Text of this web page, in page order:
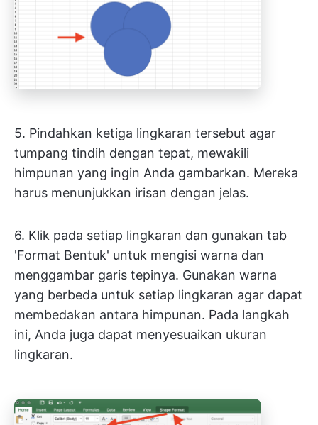
5. Pindahkan ketiga lingkaran tersebut agar
tumpang tindih dengan tepat, mewakili
himpunan yang ingin Anda gambarkan. Mereka
harus menunjukkan irisan dengan jelas.
6. Klik pada setiap lingkaran dan gunakan tab
'Format Bentuk' untuk mengisi warna dan
menggambar garis tepinya. Gunakan warna
yang berbeda untuk setiap lingkaran agar dapat
membedakan antara himpunan. Pada langkah
ini, Anda juga dapat menyesuaikan ukuran
lingkaran.